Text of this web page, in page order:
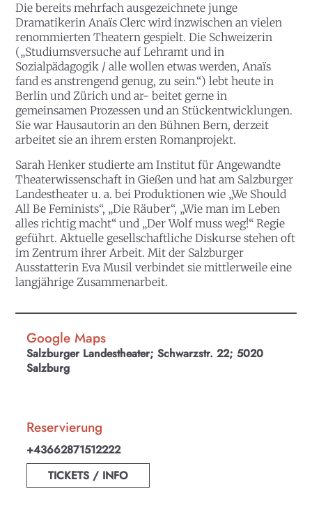
Die bereits mehrfach ausgezeichnete junge
Dramatikerin Anaïs Clerc wird inzwischen an vielen
renommierten Theatern gespielt. Die Schweizerin
(„Studiumsversuche auf Lehramt und in
Sozialpädagogik / alle wollen etwas werden, Anaïs
fand es anstrengend genug, zu sein.“) lebt heute in
Berlin und Zürich und ar- beitet gerne in
gemeinsamen Prozessen und an Stückentwicklungen.
Sie war Hausautorin an den Bühnen Bern, derzeit
arbeitet sie an ihrem ersten Romanprojekt.
Sarah Henker studierte am Institut für Angewandte
Theaterwissenschaft in Gießen und hat am Salzburger
Landestheater u. a. bei Produktionen wie „We Should
All Be Feminists“, „Die Räuber“, „Wie man im Leben
alles richtig macht“ und „Der Wolf muss weg!“ Regie
geführt. Aktuelle gesellschaftliche Diskurse stehen oft
im Zentrum ihrer Arbeit. Mit der Salzburger
Ausstatterin Eva Musil verbindet sie mittlerweile eine
langjährige Zusammenarbeit.
Google Maps
Salzburger Landestheater; Schwarzstr. 22; 5020
Salzburg
Reservierung
+43662871512222
TICKETS / INFO